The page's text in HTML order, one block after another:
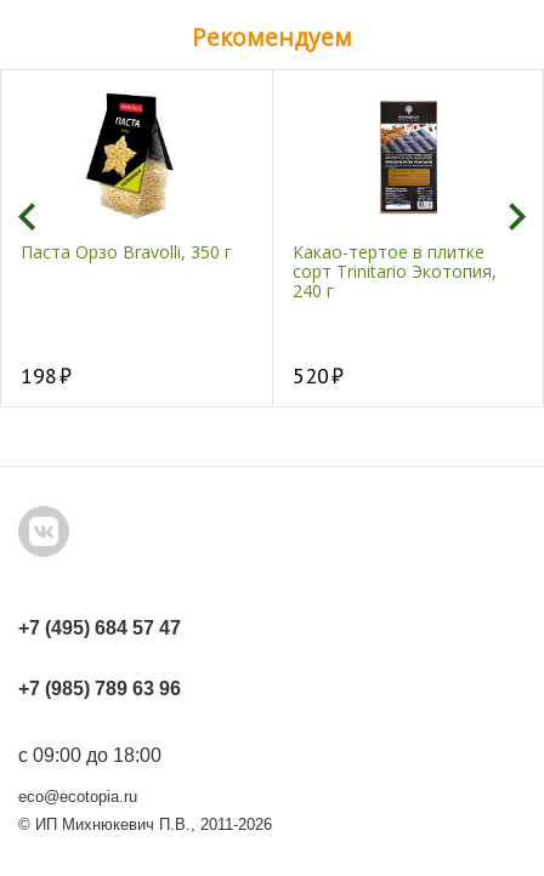
Рекомендуем
Паста Орзо Bravolli, 350 г
198
Какао-тертое в плитке
сорт Trinitario Экотопия,
240 г
520
+7 (495) 684 57 47
+7 (985) 789 63 96
с 09:00 до 18:00
eco@ecotopia.ru
© ИП Михнюкевич П.В., 2011-2026